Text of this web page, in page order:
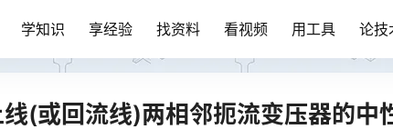
学知识 享经验 找资料 看视频 用工具 论技
(或回流线)两相邻扼流变压器的中